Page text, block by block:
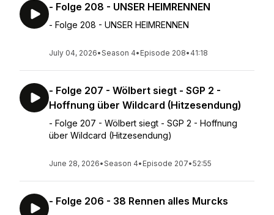
- Folge 208 - UNSER HEIMRENNEN
- Folge 208 - UNSER HEIMRENNEN
July 04, 2026•Season 4• Episode 208• 41:18
- Folge 207 - Wölbert siegt - SGP 2 -
Hoffnung über Wildcard (Hitzesendung)
- Folge 207 - Wölbert siegt - SGP 2 - Hoffnung
über Wildcard (Hitzesendung)
June 28, 2026•Season 4• Episode 207•52:55
- Folge 206 - 38 Rennen alles Murcks